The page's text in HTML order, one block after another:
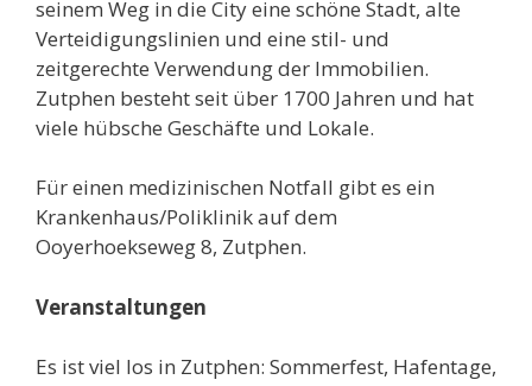
seinem Weg in die City eine schöne Stadt, alte
Verteidigungslinien und eine stil- und
zeitgerechte Verwendung der Immobilien.
Zutphen besteht seit über 1700 Jahren und hat
viele hübsche Geschäfte und Lokale.
Für einen medizinischen Notfall gibt es ein
Krankenhaus/Poliklinik auf dem
Ooyerhoekseweg 8, Zutphen.
Veranstaltungen
Es ist viel los in Zutphen: Sommerfest, Hafentage,